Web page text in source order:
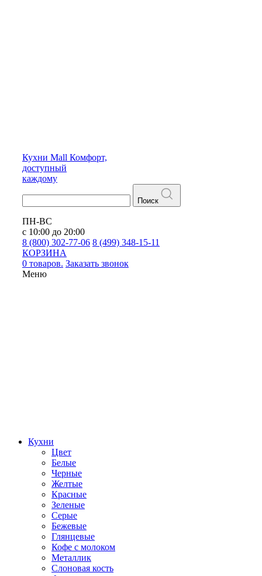
Кухни Mall Комфорт,
доступный
каждому
Поиск
ПН-ВС
с 10:00 до 20:00
8 (800) 302-77-06 8 (499) 348-15-11
КОРЗИНА
0 товаров. Заказать звонок
Меню
Кухни
Цвет
Белые
Черные
Желтые
Красные
Зеленые
Серые
Бежевые
Глянцевые
Кофе с молоком
Металлик
Слоновая кость